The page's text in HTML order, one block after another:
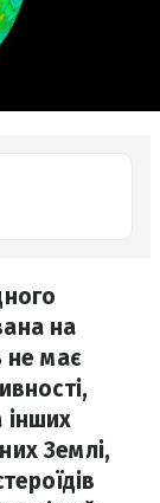
на
не має
інших
Землі,